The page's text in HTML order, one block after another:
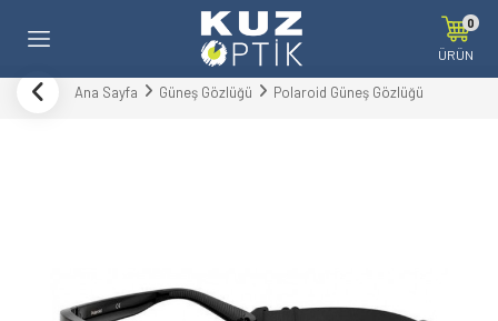
0
ÜRÜN
Ana Sayfa Güneş Gözlüğü Polaroid Güneş Gözlüğü